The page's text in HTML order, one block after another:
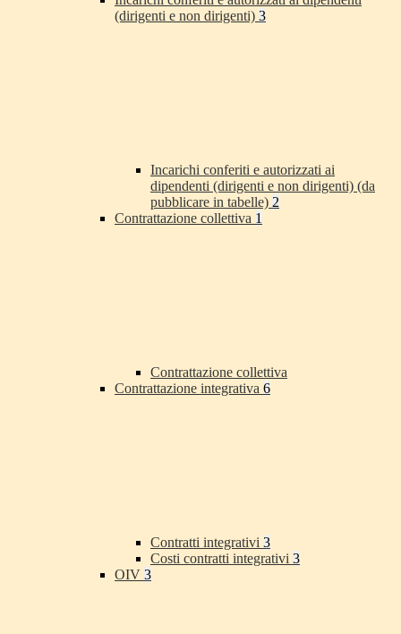
(dirigenti e non dirigenti) 3
Incarichi conferiti e autorizzati ai
dipendenti (dirigenti e non dirigenti) (da
pubblicare in tabelle) 2
Contrattazione collettiva 1
Contrattazione collettiva
Contrattazione integrativa 6
Contratti integrativi 3
Costi contratti integrativi 3
OIV 3